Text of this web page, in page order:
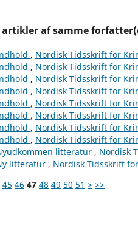
af samme
, Nordisk Tidsskrift for
, Nordisk Tidsskrift for
, Nordisk Tidsskrift for
, Nordisk Tidsskrift for
, Nordisk Tidsskrift for
, Nordisk Tidsskrift for
, Nordisk Tidsskrift for
, Nordisk Tidsskrift for
litteratur , Nordisk
litteratur , Nordisk Tidsskrift
45 46 47 48 49 50 51 > >>